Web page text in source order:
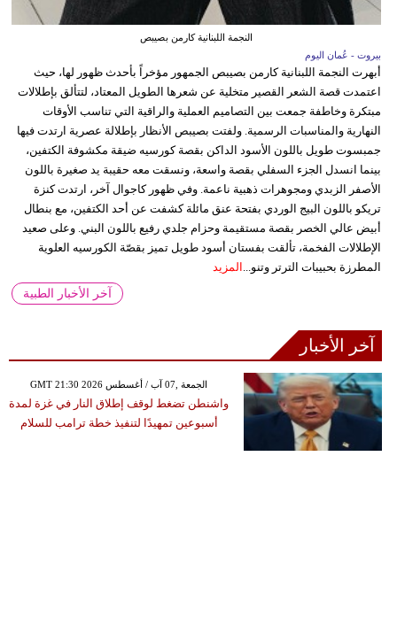
النجمة اللبنانية كارمن بصيبص
بيروت - عُمان اليوم
أبهرت النجمة اللبنانية كارمن بصيبص الجمهور مؤخراً بأحدث ظهور لها، حيث
اعتمدت قصة الشعر القصير متخلية عن شعرها الطويل المعتاد، لتتألق بإطلالات
مبتكرة وخاطفة جمعت بين التصاميم العملية والراقية التي تناسب الأوقات
النهارية والمناسبات الرسمية. ولفتت بصيبص الأنظار بإطلالة عصرية ارتدت فيها
جمبسوت طويل باللون الأسود الداكن بقصة كورسيه ضيقة مكشوفة الكتفين،
بينما انسدل الجزء السفلي بقصة واسعة، ونسقت معه حقيبة يد صغيرة باللون
الأصفر الزبدي ومجوهرات ذهبية ناعمة. وفي ظهور كاجوال آخر، ارتدت كنزة
تريكو باللون البيج الوردي بفتحة عنق مائلة كشفت عن أحد الكتفين، مع بنطال
أبيض عالي الخصر بقصة مستقيمة وحزام جلدي رفيع باللون البني. وعلى صعيد
الإطلالات الفخمة، تألقت بفستان أسود طويل تميز بقصّة الكورسيه العلوية
المطرزة بحبيبات الترتر وتنو... المزيد
آخر الأخبار الطبية
آخر الأخبار
GMT 21:30 2026 الجمعة ,07 آب / أغسطس
واشنطن تضغط لوقف إطلاق النار في غزة لمدة
أسبوعين تمهيدًا لتنفيذ خطة ترامب للسلام